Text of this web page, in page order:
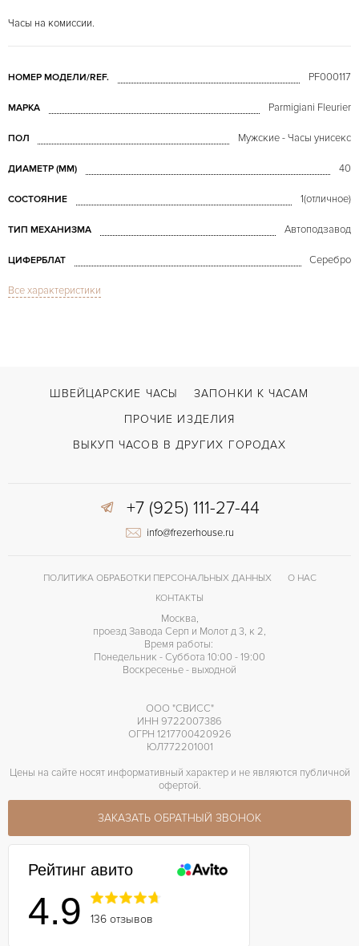
Часы на комиссии.
НОМЕР МОДЕЛИ/REF. PF000117
МАРКА Parmigiani Fleurier
ПОЛ Мужские - Часы унисекс
ДИАМЕТР (MM) 40
СОСТОЯНИЕ 1(отличное)
ТИП МЕХАНИЗМА Автоподзавод
ЦИФЕРБЛАТ Серебро
СТЕКЛО
Застежка с помощью шипа
КАЛИБР/МЕХАНИЗМ
Гильошированный циферблат, Прозрачная задняя крышка
Все характеристики
ШВЕЙЦАРСКИЕ ЧАСЫ
ЗАПОНКИ К ЧАСАМ
ПРОЧИЕ ИЗДЕЛИЯ
ВЫКУП ЧАСОВ В ДРУГИХ ГОРОДАХ
+7 (925) 111-27-44
info@frezerhouse.ru
ПОЛИТИКА ОБРАБОТКИ ПЕРСОНАЛЬНЫХ ДАННЫХ
О НАС
КОНТАКТЫ
Москва,
проезд Завода Серп и Молот д 3, к 2,
Время работы:
Понедельник - Суббота 10:00 - 19:00
Воскресенье - выходной
ООО "СВИСС"
ИНН 9722007386
ОГРН 1217700420926
ЮЛ772201001
Цены на сайте носят информативный характер и не являются публичной
офертой.
ЗАКАЗАТЬ ОБРАТНЫЙ ЗВОНОК
Рейтинг авито
4.9 136 отзывов